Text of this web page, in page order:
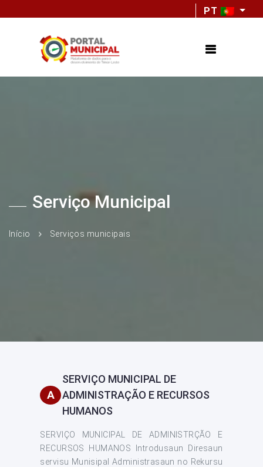
PT
Serviço Municipal
Início Serviços municipais
A
SERVIÇO MUNICIPAL DE
ADMINISTRAÇÃO E RECURSOS
HUMANOS
SERVIÇO MUNICIPAL DE ADMINISTRÇÃO E
RECURSOS HUMANOS Introdusaun Diresaun
servisu Munisipal Administrasaun no Rekursu